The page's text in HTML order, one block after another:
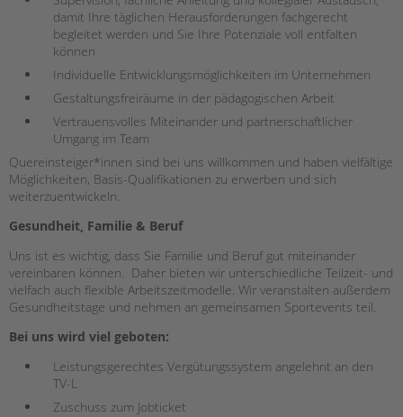
tandem international
KARRIERE
NEWS/BLOG
unkuerzbar
Briefe an Kai
PRESSE
Magazin
KONTAKT
Impressum
Hinweisgebersystem
Intranet
damit Ihre täglichen Herausforderungen fachgerecht
begleitet werden und Sie Ihre Potenziale voll entfalten
können
Individuelle Entwicklungsmöglichkeiten im Unternehmen
Gestaltungsfreiräume in der pädagogischen Arbeit
Vertrauensvolles Miteinander und partnerschaftlicher
Umgang im Team
Quereinsteiger*innen sind bei uns willkommen und haben vielfältige
Möglichkeiten, Basis-Qualifikationen zu erwerben und sich
weiterzuentwickeln.
Gesundheit, Familie & Beruf
Uns ist es wichtig, dass Sie Familie und Beruf gut miteinander
vereinbaren können. Daher bieten wir unterschiedliche Teilzeit- und
vielfach auch flexible Arbeitszeitmodelle. Wir veranstalten außerdem
Gesundheitstage und nehmen an gemeinsamen Sportevents teil.
Bei uns wird viel geboten:
Leistungsgerechtes Vergütungssystem angelehnt an den
TV-L
Zuschuss zum Jobticket